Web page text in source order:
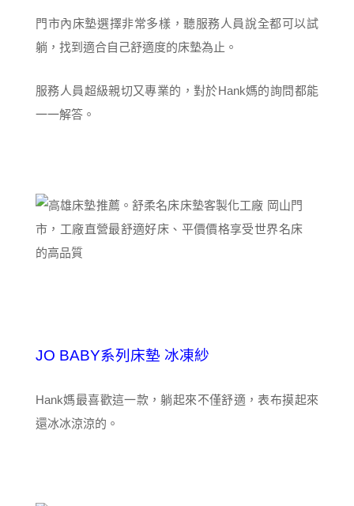
門市內床墊選擇非常多樣，聽服務人員說全都可以試
躺，找到適合自己舒適度的床墊為止。
服務人員超級親切又專業的，對於Hank媽的詢問都能
一一解答。
JO BABY系列床墊 冰凍紗
Hank媽最喜歡這一款，躺起來不僅舒適，表布摸起來
還冰冰涼涼的。